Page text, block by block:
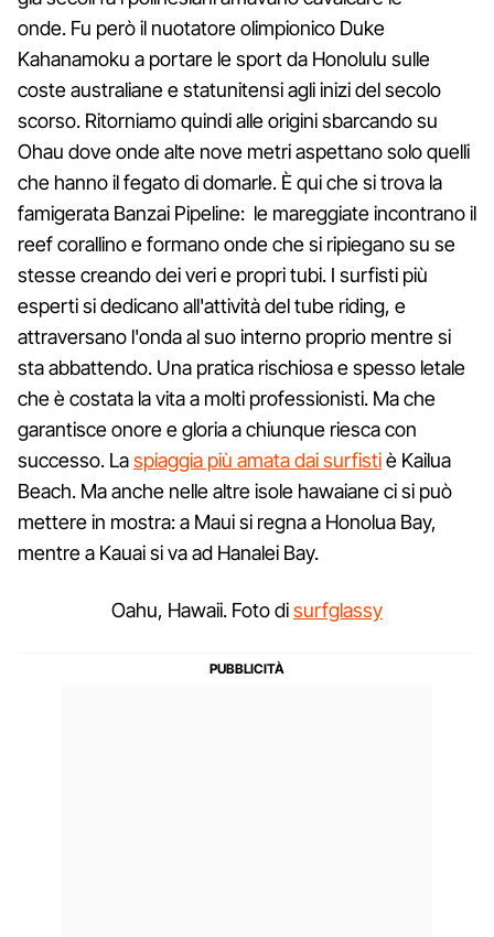
onde. Fu però il nuotatore olimpionico Duke
Kahanamoku a portare le sport da Honolulu sulle
coste australiane e statunitensi agli inizi del secolo
scorso. Ritorniamo quindi alle origini sbarcando su
Ohau dove onde alte nove metri aspettano solo quelli
che hanno il fegato di domarle. È qui che si trova la
famigerata Banzai Pipeline: le mareggiate incontrano il
reef corallino e formano onde che si ripiegano su se
stesse creando dei veri e propri tubi. I surfisti più
esperti si dedicano all'attività del tube riding, e
attraversano l'onda al suo interno proprio mentre si
sta abbattendo. Una pratica rischiosa e spesso letale
che è costata la vita a molti professionisti. Ma che
garantisce onore e gloria a chiunque riesca con
successo. Laspiaggia più amata dai surfistiè Kailua
Beach. Ma anche nelle altre isole hawaiane ci si può
mettere in mostra: a Maui si regna a Honolua Bay,
mentre a Kauai si va ad Hanalei Bay.
Oahu, Hawaii. Foto disurfglassy